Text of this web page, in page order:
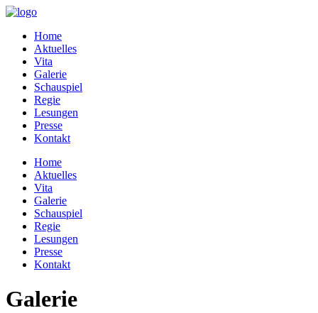
Home
Aktuelles
Vita
Galerie
Schauspiel
Regie
Lesungen
Presse
Kontakt
Home
Aktuelles
Vita
Galerie
Schauspiel
Regie
Lesungen
Presse
Kontakt
Galerie